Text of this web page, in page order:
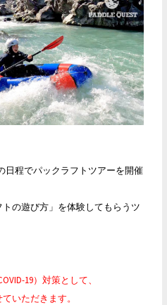
日程でパックラフトツアーを開催
の遊び方」を体験してもらうツ
19）対策として、
いただきます。